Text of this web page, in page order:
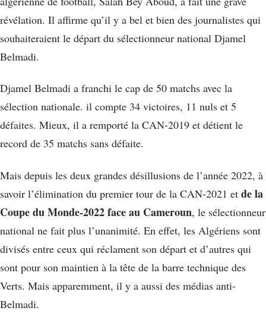
révélation. Il affirme qu’il y a bel et bien des journalistes qui
souhaiteraient le départ du sélectionneur national Djamel
Belmadi.
Djamel Belmadi a franchi le cap de 50 matchs avec la
sélection nationale. il compte 34 victoires, 11 nuls et 5
défaites. Mieux, il a remporté la CAN-2019 et détient le
record de 35 matchs sans défaite.
Mais depuis les deux grandes désillusions de l’année 2022, à
savoir l’élimination du premier tour de la CAN-2021 et de la
Coupe du Monde-2022 face au Cameroun, le sélectionneur
national ne fait plus l’unanimité. En effet, les Algériens sont
divisés entre ceux qui réclament son départ et d’autres qui
sont pour son maintien à la tête de la barre technique des
Verts. Mais apparemment, il y a aussi des médias anti-
Belmadi.